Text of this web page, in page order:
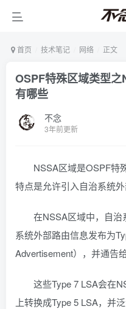
首页 技术笔记 网络 正文
OSPF特殊区域类型
有哪些
不念
3年前更新
NSSA区域是OSPF特
特点是允许引入自治系统外
在NSSA区域中，自
系统外部路由信息发布为
Advertisement），并通告
这些Type 7 LSA会在
上转换成Type 5 LSA，并